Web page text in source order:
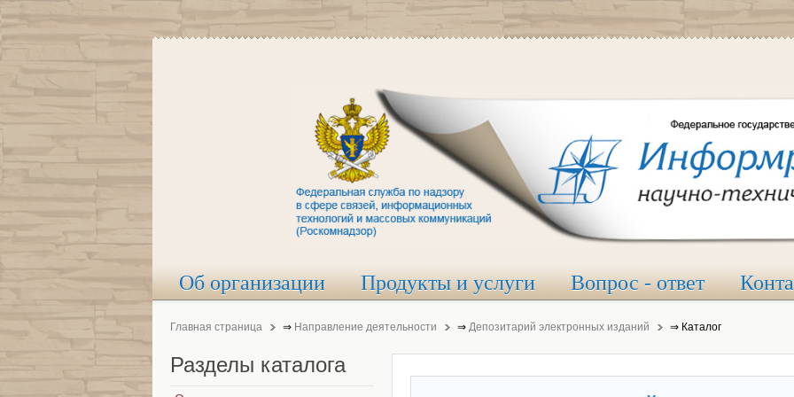
Об организации Продукты и услуги Вопрос - ответ
Главная страница ⇒ Направление деятельности ⇒ Депозитарий электронных изданий ⇒ Каталог
Разделы каталога